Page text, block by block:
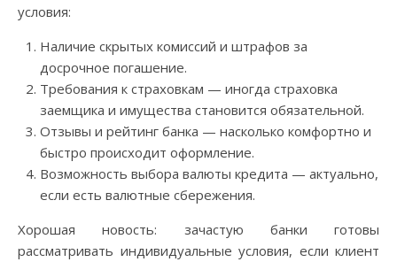
условия:
Наличие скрытых комиссий и штрафов за
досрочное погашение.
Требования к страховкам — иногда страховка
заемщика и имущества становится обязательной.
Отзывы и рейтинг банка — насколько комфортно и
быстро происходит оформление.
Возможность выбора валюты кредита — актуально,
если есть валютные сбережения.
Хорошая новость: зачастую банки готовы
рассматривать индивидуальные условия, если клиент